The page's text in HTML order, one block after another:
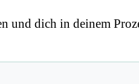
und dich in deinem